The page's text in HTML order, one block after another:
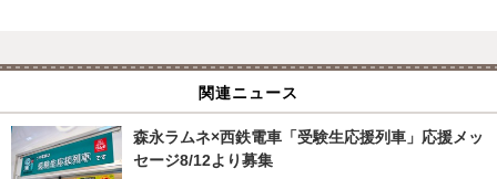
関連ニュース
森永ラムネ×西鉄電車「受験生応援列車」応援メッ
セージ8/12より募集